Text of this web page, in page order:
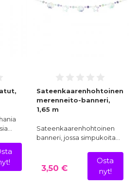
Sateenkaarenhohtoinen
merenneito-banneri,
1,65 m
Sateenkaarenhohtoinen
banneri, jossa simpukoita…
3,50 €
Osta
nyt!